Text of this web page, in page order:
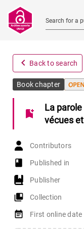
Search for a
navigate_before Back to search
Book chapter
bookmark_add
La
vécues
Contributors
book-open
Published in
Publisher
collections_bookmark Collection
event_note First online date